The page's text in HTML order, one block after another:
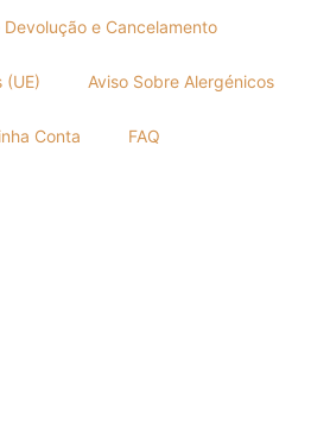
Devolução e Cancelamento
(UE) Aviso Sobre Alergénicos
Conta FAQ